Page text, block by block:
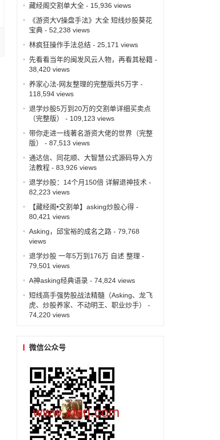
藏经阁交割单大全- 15,936 views
《游资大V操盘手法》大全 短线炒股葵花
宝典- 52,238 views
林疯狂操作手法总结- 25,171 views
先看看当年的闽发风云人物，再看其秘籍-
38,420 views
养家心法-网友整理的完整版共5万字 -
118,594 views
退学炒股5万到20万的交割单详细买卖点
（完整版）
- 109,123 views
带你走进一线著名游资大佬的世界（完整
版）
- 87,513 views
通达信、同花顺、大智慧公式源码导入方
法教程- 83,926 views
退学炒股：14个月150倍 详解退神技术 -
82,223 views
【藏经阁•交割单】asking炒股心得-
80,421 views
Asking，邱宝裕的成名之路- 79,768
views
退学炒股 一年5万到176万 自述 整理 -
79,501 views
A神asking经典语录- 74,824 views
短线高手强势股战法精髓（Asking、龙飞
虎、炒股养家、不动明王、职业炒手）
-
74,220 views
微信公众号